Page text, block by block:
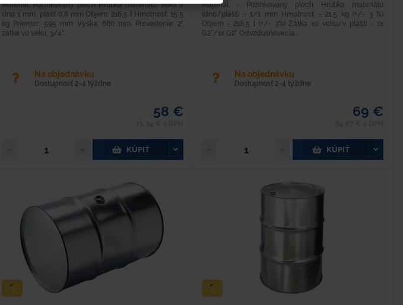
Materiál: Pozinkovaný plech Hrúbka materiálu: veko a
dno 1 mm, plášť 0,8 mm Objem: 216,5 l Hmotnosť: 15,5
kg Priemer: 595 mm Výška: 880 mm Prevedenie: 2"
zátka vo veku, 3/4"...
Na objednávku
Dostupnosť 2-4 týždne
58 €
KÚPIŤ
Materiál - Pozinkovaný plech Hrúbka materiálu
(dno/plášť) - 1/1 mm Hmotnosť - 21,5 kg (+/- 3 %)
Objem - 216,5 l (+/- 3%) Zátka vo veku/v plášti - 1x
G2“/1x G2“ Odvzdušňovacia...
Na objednávku
Dostupnosť 2-4 týždne
69 €
KÚPIŤ